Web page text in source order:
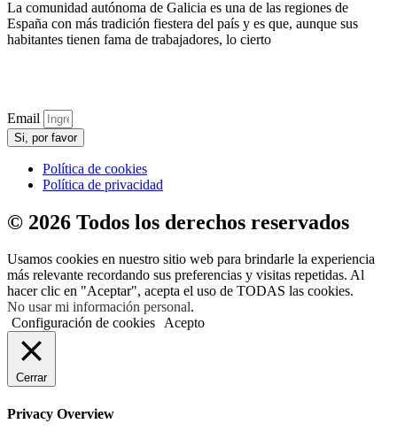
La comunidad autónoma de Galicia es una de las regiones de
España con más tradición fiestera del país y es que, aunque sus
habitantes tienen fama de trabajadores, lo cierto
Email
Si, por favor
Política de cookies
Política de privacidad
© 2026 Todos los derechos reservados
Usamos cookies en nuestro sitio web para brindarle la experiencia
más relevante recordando sus preferencias y visitas repetidas. Al
hacer clic en "Aceptar", acepta el uso de TODAS las cookies.
No usar mi información personal.
Configuración de cookies Acepto
Cerrar
Privacy Overview